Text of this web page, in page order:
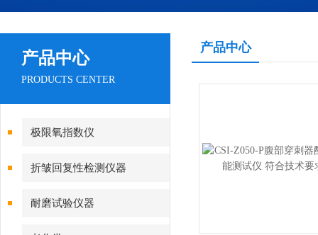
产品中心
PRODUCTS CENTER
极限氧指数仪
折皱回复性检测仪器
耐磨试验仪器
产品中心